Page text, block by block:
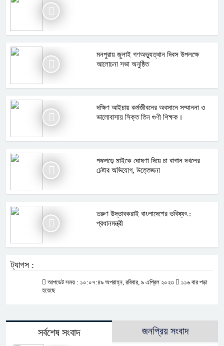
মনপুরায় জুলাই গণঅভ্যুত্থান দিবস উপলক্ষে
আলোচনা সভা অনুষ্ঠিত
দক্ষিণ আইচায় কর্মজীবনের অবসানে সম্মাননা ও
ভালোবাসায় সিক্ত তিন গুণী শিক্ষক।
পঞ্চগড়ে মাইকে ঘোষণা দিয়ে চা বাগান দখলের
চেষ্টার অভিযোগ, উত্তেজনা
তরুণ উদ্ভাবকরাই বাংলাদেশের ভবিষ্যৎ :
প্রধানমন্ত্রী
ট্যাগস :
আপডেট সময় : ১০:০৭:৪৯ অপরাহ্ন, রবিবার, ৯ এপ্রিল ২০২৩
১১৬ বার পড়া
হয়েছে
সর্বশেষ সংবাদ জনপ্রিয় সংবাদ